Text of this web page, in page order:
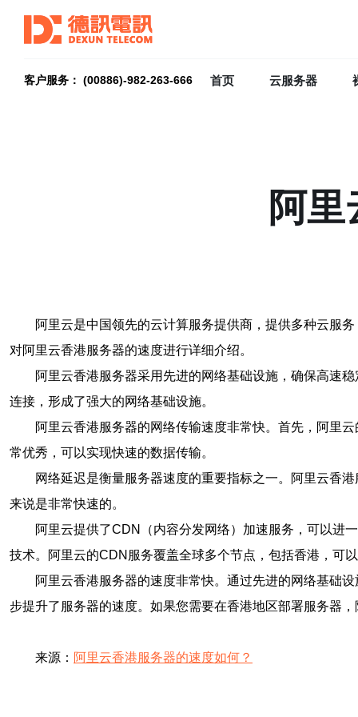
客户服务： (00886)-982-263-666 首页 云服务器
阿
阿里云是中国领先的云计算服务提供商，提供多种云服
对阿里云香港服务器的速度进行详细介绍。
阿里云香港服务器采用先进的网络基础设施，确保高速
连接，形成了强大的网络基础设施。
阿里云香港服务器的网络传输速度非常快。首先，阿里
常优秀，可以实现快速的数据传输。
网络延迟是衡量服务器速度的重要指标之一。阿里云香
来说是非常快速的。
阿里云提供了CDN（内容分发网络）加速服务，可以进
技术。阿里云的CDN服务覆盖全球多个节点，包括香港，可
阿里云香港服务器的速度非常快。通过先进的网络基础
步提升了服务器的速度。如果您需要在香港地区部署服务器
来源： 阿里云香港服务器的速度如何？